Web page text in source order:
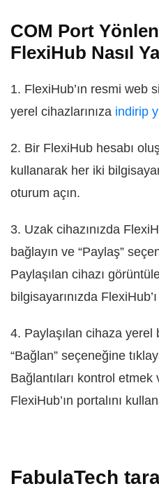
COM Port
FlexiHub Nasıl
1. FlexiHub’ın resmi web
yerel cihazlarınıza indirip
2. Bir FlexiHub hesabı
kullanarak her iki
oturum açın.
3. Uzak cihazınızda
bağlayın ve “Paylaş”
Paylaşılan cihazı
bilgisayarınızda
4. Paylaşılan cihaza yerel
“Bağlan” seçeneğine
Bağlantıları kontrol
FlexiHub’ın portalını
FabulaTech